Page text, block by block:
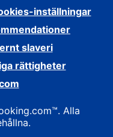
inställningar
slaveri
rättigheter
Alla